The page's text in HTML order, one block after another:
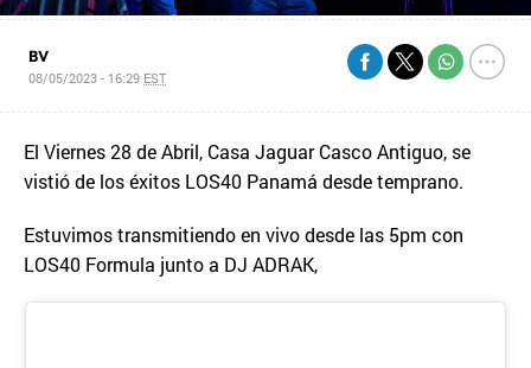
BV
08/05/2023 - 16:29 EST
El Viernes 28 de Abril, Casa Jaguar Casco Antiguo, se
vistió de los éxitos LOS40 Panamá desde temprano.
Estuvimos transmitiendo en vivo desde las 5pm con
LOS40 Formula junto a DJ ADRAK,